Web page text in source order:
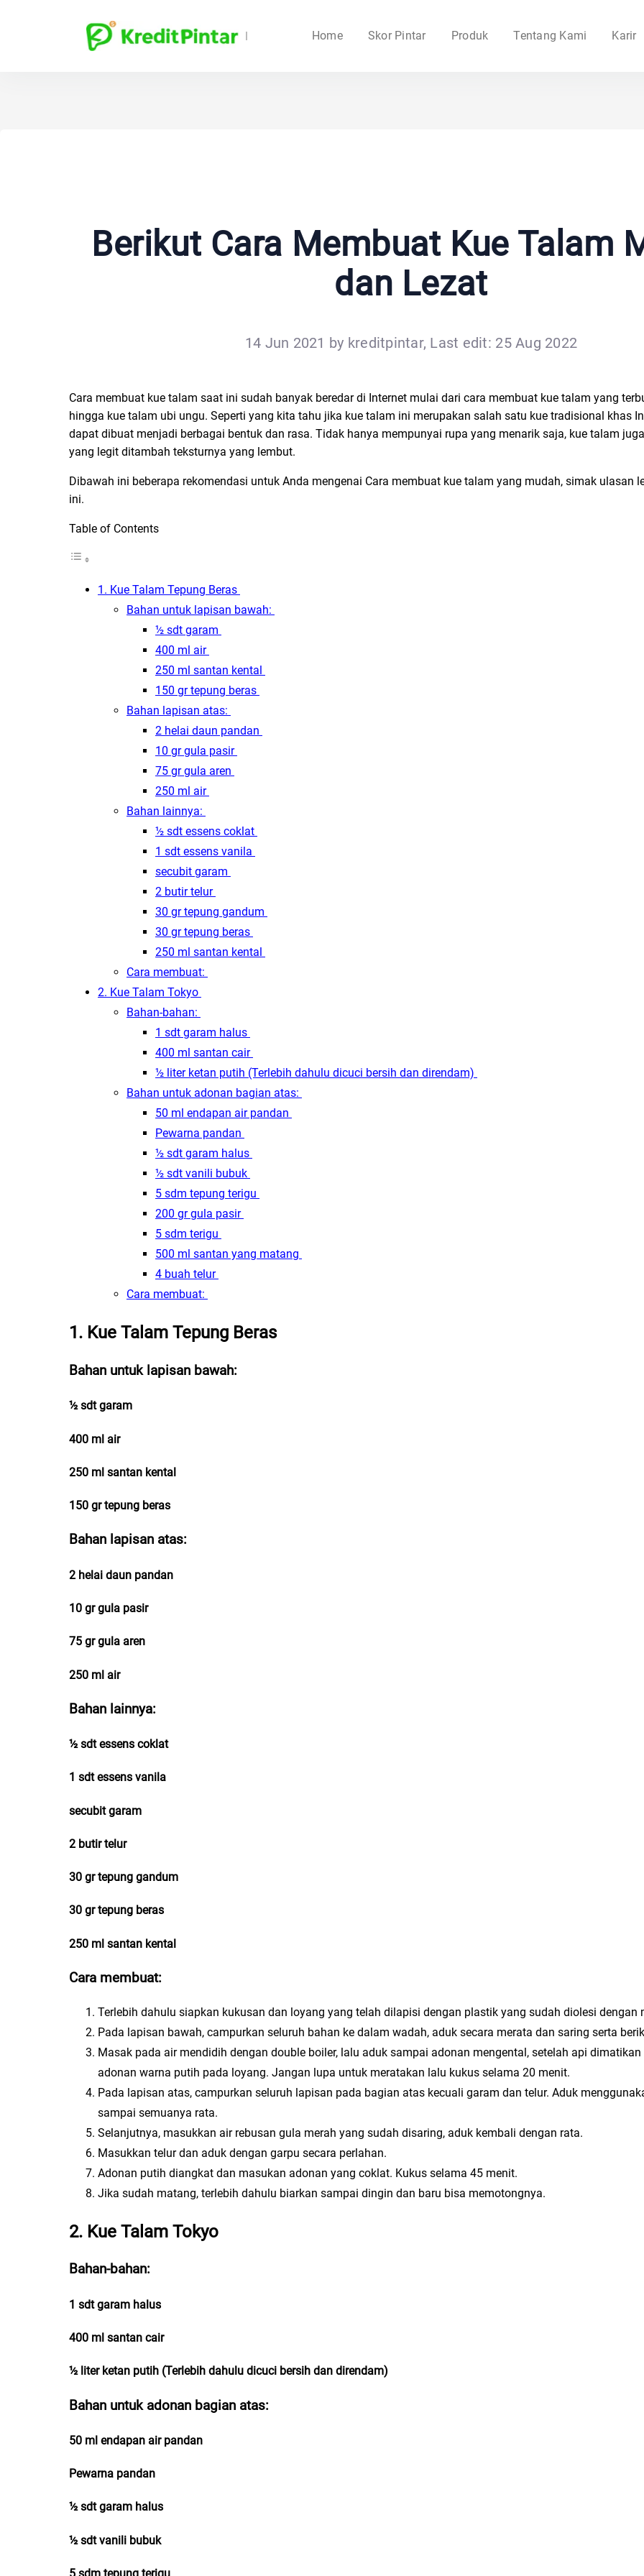
Home Skor Pintar Produk Tentang Kami Karir
Berikut Cara Membuat Kue Talam
dan Lezat
14 Jun 2021 by kreditpintar, Last edit: 25 Aug 2022
Cara membuat kue talam saat ini sudah banyak beredar di Internet mulai dari cara membuat kue talam yang
hingga kue talam ubi ungu. Seperti yang kita tahu jika kue talam ini merupakan salah satu kue tradisional khas
dapat dibuat menjadi berbagai bentuk dan rasa. Tidak hanya mempunyai rupa yang menarik saja, kue talam
yang legit ditambah teksturnya yang lembut.
Dibawah ini beberapa rekomendasi untuk Anda mengenai Cara membuat kue talam yang mudah, simak ulasan
ini.
Table of Contents
1. Kue Talam Tepung Beras
Bahan untuk lapisan bawah:
½ sdt garam
400 ml air
250 ml santan kental
150 gr tepung beras
Bahan lapisan atas:
2 helai daun pandan
10 gr gula pasir
75 gr gula aren
250 ml air
Bahan lainnya:
½ sdt essens coklat
1 sdt essens vanila
secubit garam
2 butir telur
30 gr tepung gandum
30 gr tepung beras
250 ml santan kental
Cara membuat:
2. Kue Talam Tokyo
Bahan-bahan:
1 sdt garam halus
400 ml santan cair
½ liter ketan putih (Terlebih dahulu dicuci bersih dan direndam)
Bahan untuk adonan bagian atas:
50 ml endapan air pandan
Pewarna pandan
½ sdt garam halus
½ sdt vanili bubuk
5 sdm tepung terigu
200 gr gula pasir
5 sdm terigu
500 ml santan yang matang
4 buah telur
Cara membuat:
1. Kue Talam Tepung Beras
Bahan untuk lapisan bawah:
½ sdt garam
400 ml air
250 ml santan kental
150 gr tepung beras
Bahan lapisan atas:
2 helai daun pandan
10 gr gula pasir
75 gr gula aren
250 ml air
Bahan lainnya:
½ sdt essens coklat
1 sdt essens vanila
secubit garam
2 butir telur
30 gr tepung gandum
30 gr tepung beras
250 ml santan kental
Cara membuat:
Terlebih dahulu siapkan kukusan dan loyang yang telah dilapisi dengan plastik yang sudah diolesi dengan
Pada lapisan bawah, campurkan seluruh bahan ke dalam wadah, aduk secara merata dan saring serta
Masak pada air mendidih dengan double boiler, lalu aduk sampai adonan mengental, setelah api
adonan warna putih pada loyang. Jangan lupa untuk meratakan lalu kukus selama 20 menit.
Pada lapisan atas, campurkan seluruh lapisan pada bagian atas kecuali garam dan telur. Aduk
sampai semuanya rata.
Selanjutnya, masukkan air rebusan gula merah yang sudah disaring, aduk kembali dengan rata.
Masukkan telur dan aduk dengan garpu secara perlahan.
Adonan putih diangkat dan masukan adonan yang coklat. Kukus selama 45 menit.
Jika sudah matang, terlebih dahulu biarkan sampai dingin dan baru bisa memotongnya.
2. Kue Talam Tokyo
Bahan-bahan:
1 sdt garam halus
400 ml santan cair
½ liter ketan putih (Terlebih dahulu dicuci bersih dan direndam)
Bahan untuk adonan bagian atas:
50 ml endapan air pandan
Pewarna pandan
½ sdt garam halus
½ sdt vanili bubuk